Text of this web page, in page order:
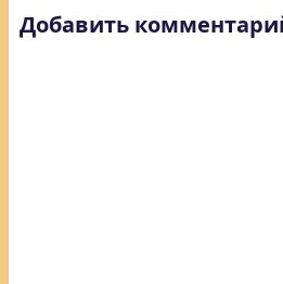
Добавить